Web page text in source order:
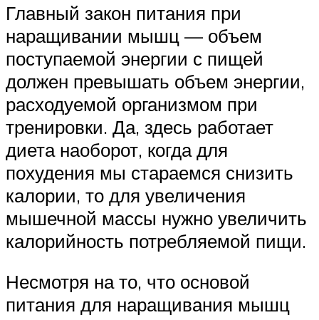
Главный закон питания при
наращивании мышц — объем
поступаемой энергии с пищей
должен превышать объем энергии,
расходуемой организмом при
тренировки. Да, здесь работает
диета наоборот, когда для
похудения мы стараемся снизить
калории, то для увеличения
мышечной массы нужно увеличить
калорийность потребляемой пищи.
Несмотря на то, что основой
питания для наращивания мышц